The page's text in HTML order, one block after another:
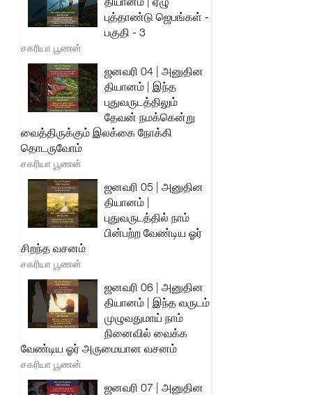
புத்தாண்டு ஜெபங்கள் -
பகுதி - 3
சகரியா பூணன்
ஜனவரி 04 | அனுதின
தியானம் | இந்த
புதுவருடத்திலும்
தேவன் நமக்கென்று
வைத்திருக்கும் இலக்கை நோக்கி
தொடருவோம்
சகரியா பூணன்
ஜனவரி 05 | அனுதின
தியானம் |
புதுவருடத்தில் நாம்
பின்பற்ற வேண்டிய ஓர்
சிறந்த வசனம்
சகரியா பூணன்
ஜனவரி 06 | அனுதின
தியானம் | இந்த வருடம்
முழுவதுமாய் நாம்
நினைவில் வைக்க
வேண்டிய ஓர் அருமையான வசனம்
சகரியா பூணன்
ஜனவரி 07 | அனுதின